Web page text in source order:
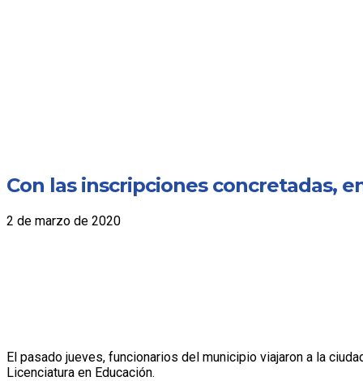
Con las inscripciones concretadas,
2 de marzo de 2020
El pasado jueves, funcionarios del municipio viajaron a la
Licenciatura en Educación.